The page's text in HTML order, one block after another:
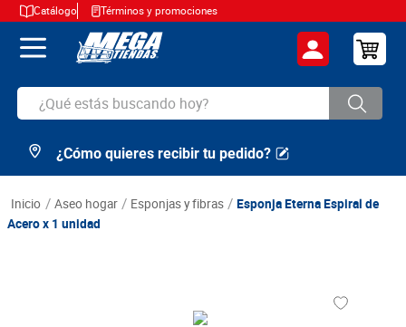
Catálogo Términos y promociones
¿Qué estás buscando hoy?
TÉRMINOS MÁS BUSCADOS
2 .
arroz
¿Cómo quieres recibir tu pedido?
aseo hogar esponjas y fibras
Esponja Eterna Espiral de
Acero x 1 unidad